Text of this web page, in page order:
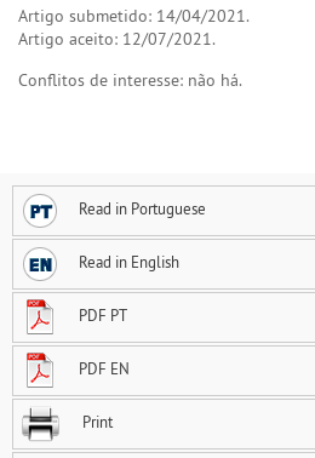
Artigo submetido: 14/04/2021.
Artigo aceito: 12/07/2021.
Conflitos de interesse: não há.
Read in Portuguese
Read in English
PDF PT
PDF EN
Print